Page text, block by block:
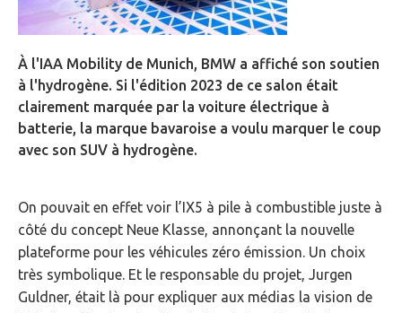
À l'IAA Mobility de Munich, BMW a affiché son soutien
à l'hydrogène. Si l'édition 2023 de ce salon était
clairement marquée par la voiture électrique à
batterie, la marque bavaroise a voulu marquer le coup
avec son SUV à hydrogène.
On pouvait en effet voir l’IX5 à pile à combustible juste à
côté du concept Neue Klasse, annonçant la nouvelle
plateforme pour les véhicules zéro émission. Un choix
très symbolique. Et le responsable du projet, Jurgen
Guldner, était là pour expliquer aux médias la vision de